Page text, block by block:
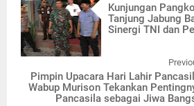
Kunjungan
Tanjung Jabung
Sinergi TNI dan
Pimpin Upacara Hari Lahir
Wabup Murison Tekankan
Pancasila sebagai Jiwa